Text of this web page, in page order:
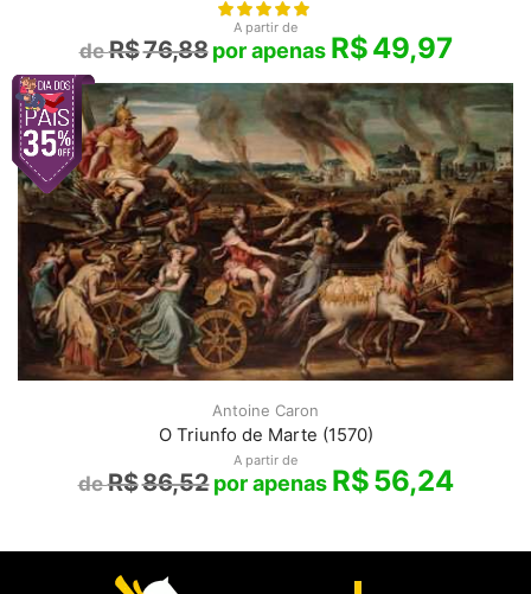
A partir de
R$76,88 R$49,97
Antoine Caron
O Triunfo de Marte (1570)
A partir de
R$86,52 R$56,24